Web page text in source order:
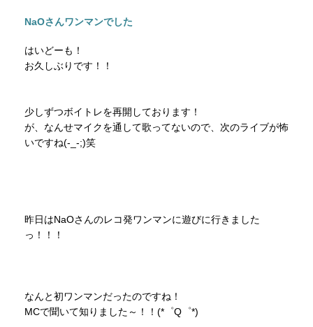
NaOさんワンマンでした
はいどーも！
お久しぶりです！！
少しずつボイトレを再開しております！
が、なんせマイクを通して歌ってないので、次のライブが怖
いですね(-_-;)笑
昨日はNaOさんのレコ発ワンマンに遊びに行きました
っ！！！
なんと初ワンマンだったのですね！
MCで聞いて知りました～！！(*゜Q゜*)